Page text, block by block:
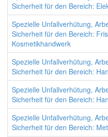
Sicherheit für den Bereich:
Spezielle Unfallverhütung,
Sicherheit für den Bereich:
Kosmetikhandwerk
Spezielle Unfallverhütung,
Sicherheit für den Bereich:
Spezielle Unfallverhütung,
Sicherheit für den Bereich:
Spezielle Unfallverhütung,
Sicherheit für den Bereich: